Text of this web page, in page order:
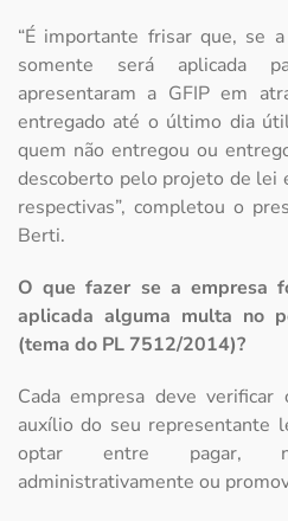
“É importante frisar que, se
somente será aplicada
apresentaram a GFIP em
entregado até o último dia
quem não entregou ou
descoberto pelo projeto de lei
respectivas”, completou o
Berti.
O que fazer se a empresa
aplicada alguma multa no
(tema do PL 7512/2014)?
Cada empresa deve
auxílio do seu representante
optar entre pagar,
administrativamente ou